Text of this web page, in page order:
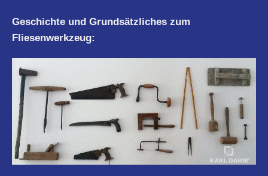
Geschichte und Grundsätzliches zum
Fliesenwerkzeug: